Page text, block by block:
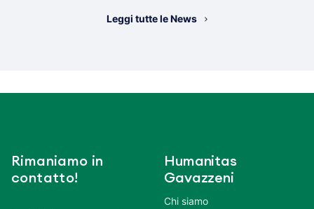
Leggi tutte le News
Rimaniamo in
contatto!
Humanitas
Gavazzeni
Chi siamo